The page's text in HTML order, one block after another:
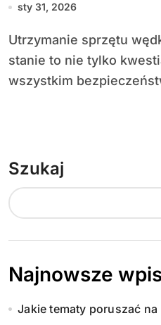
sty 31, 2026
Utrzymanie sprzętu wędkarskiego w dobrym
stanie to nie tylko
wszystkim
Szukaj
Najnowsze
Jakie tematy poruszać